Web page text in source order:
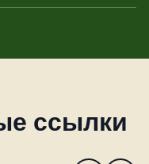
ссылки